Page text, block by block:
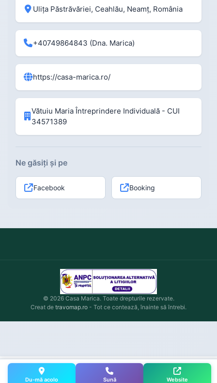
Ulița Păstrăvăriei, Ceahlău, Neamț, România
+40749864843 (Dna. Marica)
https://casa-marica.ro/
Vătuiu Maria Întreprindere Individuală - CUI
34571389
Ne găsiți și pe
Facebook Booking
Du-mă acolo Sună Website
© 2026 Casa Marica. Toate drepturile rezervate.
Creat de travomap.ro - Tot ce contează, înainte să întrebi.